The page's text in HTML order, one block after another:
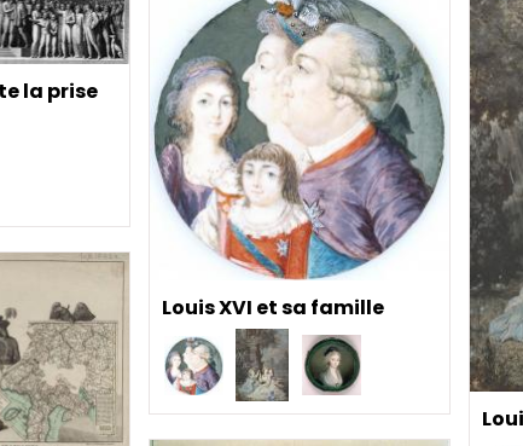
la prise
Louis XVI et sa famille